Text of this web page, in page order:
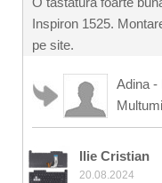
Inspiron 1525.
pe site.
Adina -
Ilie Cristian
20.08.2024